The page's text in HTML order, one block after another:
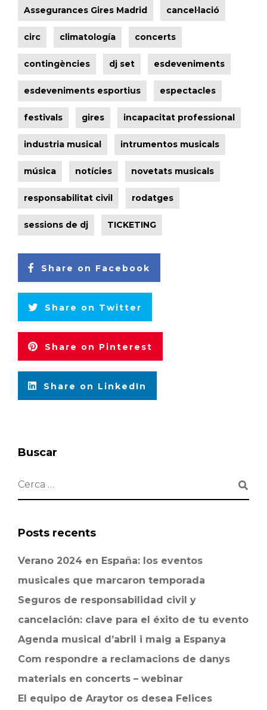
Assegurances Gires Madrid cancel·lació
circ climatología concerts
contingències dj set esdeveniments
esdeveniments esportius espectacles
festivals gires incapacitat professional
industria musical intrumentos musicals
música notícies novetats musicals
responsabilitat civil rodatges
sessions de dj TICKETING
Share on Facebook
Share on Twitter
Share on Pinterest
Share on LinkedIn
Buscar
Posts recents
Verano 2024 en España: los eventos
musicales que marcaron temporada
Seguros de responsabilidad civil y
cancelación: clave para el éxito de tu evento
Agenda musical d’abril i maig a Espanya
Com respondre a reclamacions de danys
materials en concerts – webinar
El equipo de Araytor os desea Felices